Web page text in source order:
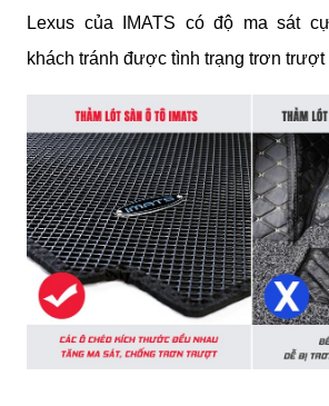
Lexus của IMATS có độ ma sát
khách tránh được tình trạng trơn trượt